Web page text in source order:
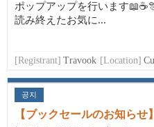
ポップアップを行います
読み終えたお気に...
[Registrant] Travook [Location]
공지
【ブックセールのお知らせ】